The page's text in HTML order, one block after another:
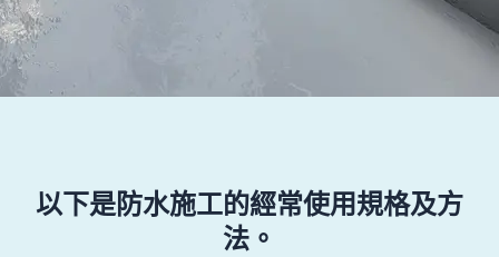
以下是防水施工的經常使用規格及方
法。